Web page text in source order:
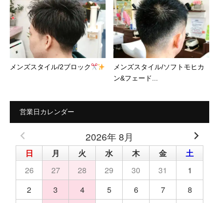
メンズスタイル/2ブロック
メンズスタイル/ソフトモヒカ
ン&フェード...
営業日カレンダー
2026年 8月
日 月 火 水 木 金
土
26
27 28 29 30 31
1
2
3 4 5 6 7
8